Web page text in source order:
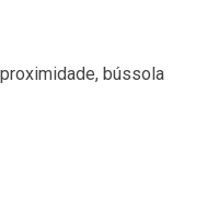
bússola